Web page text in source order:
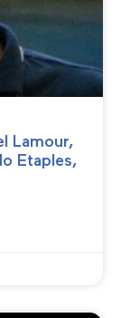
Lamour,
Etaples,